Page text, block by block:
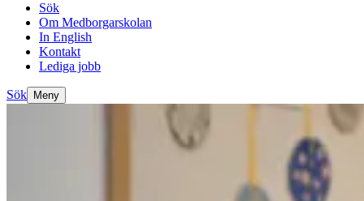
Sök
Om Medborgarskolan
In English
Kontakt
Lediga jobb
Sök Meny